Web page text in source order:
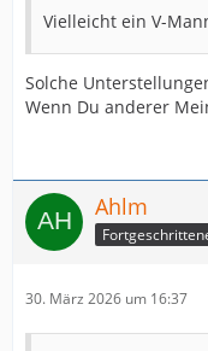
Vielleicht ein V-
Solche
Wenn Du anderer
Ahlm
30. März 2026 um 16:37